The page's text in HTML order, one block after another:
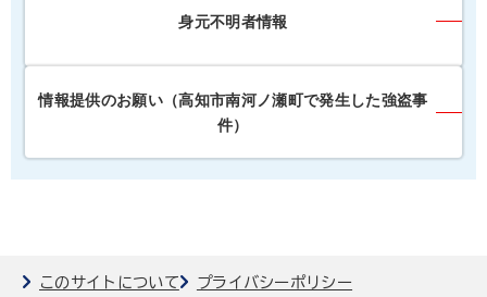
身元不明者情報
情報提供のお願い（高知市南河ノ瀬町で発生した強盗事
件）
このサイトについて プライバシーポリシー